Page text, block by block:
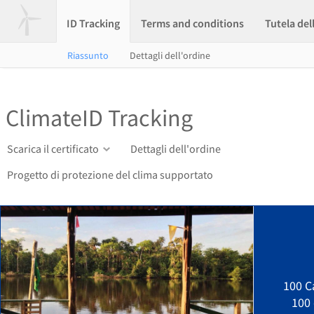
ID Tracking Terms and conditions Tutela
Riassunto Dettagli dell'ordine
ClimateID Tracking
Scarica il certificato
Dettagli dell'ordine
Progetto di protezione del clima supportato
100